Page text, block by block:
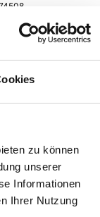
zu können
unserer
Informationen
Ihrer Nutzung